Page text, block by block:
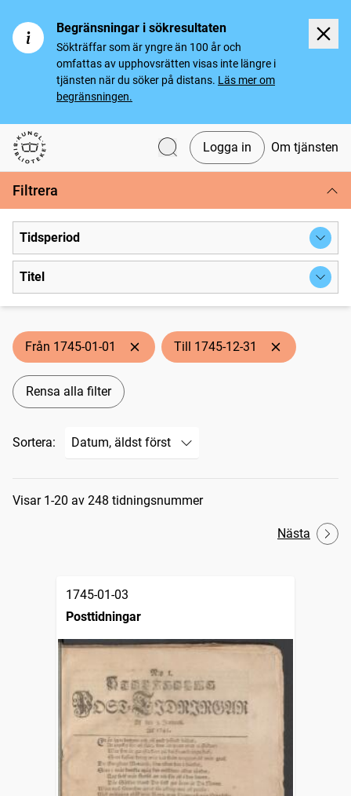
Begränsningar i sökresultaten
Sökträffar som är yngre än 100 år och
omfattas av upphovsrätten visas inte längre i
tjänsten när du söker på distans. Läs mer om
begränsningen.
Svenska tidningar
Logga in Om tjänsten
Filtrera
Tidsperiod
Titel
Från 1745-01-01 Till 1745-12-31
Rensa alla filter
Sortera:
Sökresultat
Visar 1-20 av 248 tidningsnummer
Nästa
1745-01-03
Posttidningar